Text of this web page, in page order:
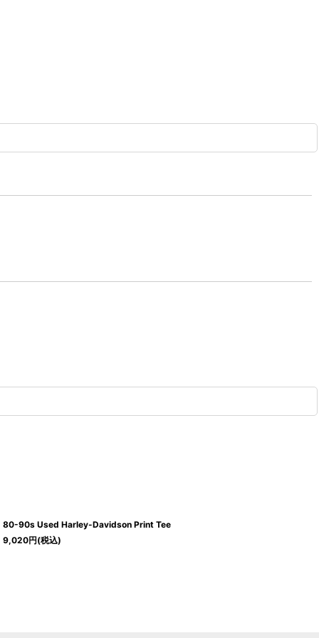
80-90s Used Harley-Davidson Print Tee
9,020円(税込)